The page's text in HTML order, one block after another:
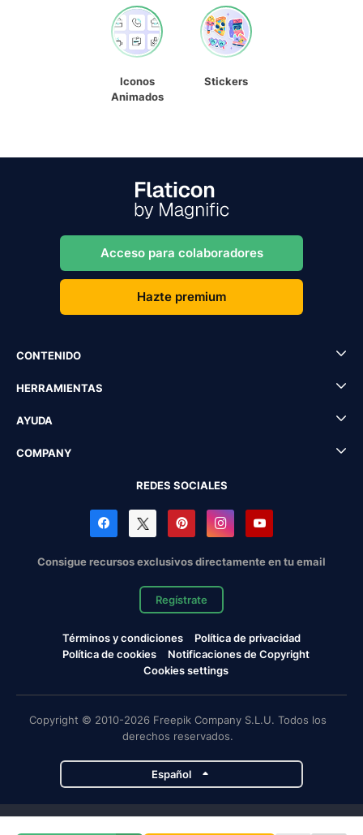
Iconos
Animados
Stickers
Acceso para colaboradores
Hazte premium
CONTENIDO
HERRAMIENTAS
AYUDA
COMPANY
REDES SOCIALES
Consigue recursos exclusivos directamente en tu email
Regístrate
Términos y condiciones
Política de privacidad
Política de cookies
Notificaciones de Copyright
Cookies settings
Copyright © 2010-2026 Freepik Company S.L.U. Todos los
derechos reservados.
Español